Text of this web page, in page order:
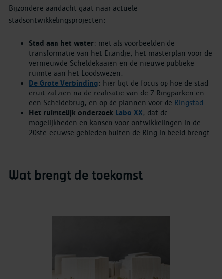
Bijzondere aandacht gaat naar actuele
stadsontwikkelingsprojecten:
Stad aan het water: met als voorbeelden de
transformatie van het Eilandje, het masterplan voor de
vernieuwde Scheldekaaien en de nieuwe publieke
ruimte aan het Loodswezen.
De Grote Verbinding: hier ligt de focus op hoe de stad
eruit zal zien na de realisatie van de 7 Ringparken en
een Scheldebrug, en op de plannen voor de Ringstad.
Het ruimtelijk onderzoek Labo XX, dat de
mogelijkheden en kansen voor ontwikkelingen in de
20ste-eeuwse gebieden buiten de Ring in beeld brengt.
Wat brengt de toekomst